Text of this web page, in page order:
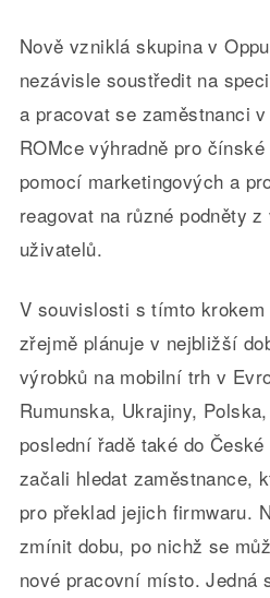
Nově vzniklá skupina v
nezávisle soustředit na
a pracovat se zaměstnanci
ROMce výhradně pro
pomocí marketingových a
reagovat na různé podněty
uživatelů.
V souvislosti s tímto krokem
zřejmě plánuje v nejbližší
výrobků na mobilní trh v
Rumunska, Ukrajiny,
poslední řadě také do
začali hledat zaměstnance,
pro překlad jejich firmwaru.
zmínit dobu, po nichž se
nové pracovní místo. Jedná